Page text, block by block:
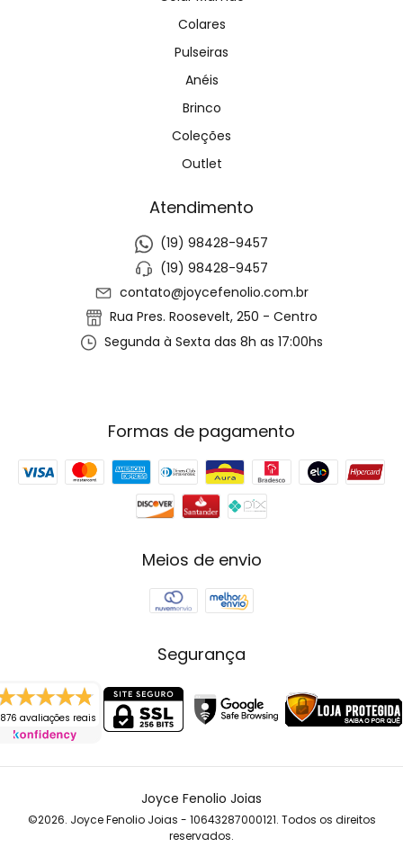
Colares
Pulseiras
Anéis
Brinco
Coleções
Outlet
Atendimento
(19) 98428-9457
(19) 98428-9457
contato@joycefenolio.com.br
Rua Pres. Roosevelt, 250 - Centro
Segunda à Sexta das 8h as 17:00hs
Formas de pagamento
Meios de envio
Segurança
avaliações reais
Joyce Fenolio Joias
©2026. Joyce Fenolio Joias - 10643287000121. Todos os direitos
reservados.